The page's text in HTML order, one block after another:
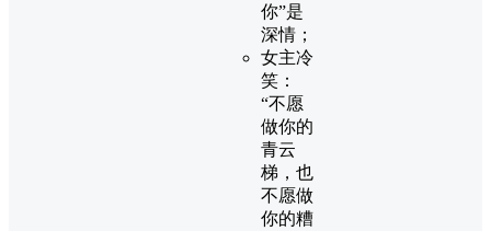
你”是
深情；
女主冷
笑：
“不愿
做你的
青云
梯，也
不愿做
你的糟